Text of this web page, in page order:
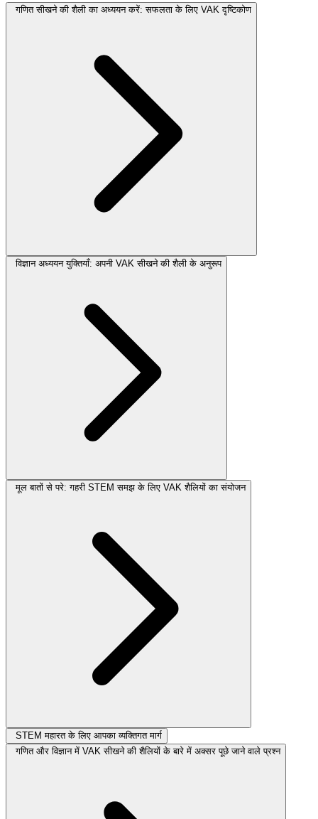
गणित सीखने की शैली का अध्ययन करें: सफलता के लिए VAK दृष्टिकोण
विज्ञान अध्ययन युक्तियाँ: अपनी VAK सीखने की शैली के अनुरूप
मूल बातों से परे: गहरी STEM समझ के लिए VAK शैलियों का संयोजन
STEM महारत के लिए आपका व्यक्तिगत मार्ग
गणित और विज्ञान में VAK सीखने की शैलियों के बारे में अक्सर पूछे जाने वाले प्रश्न